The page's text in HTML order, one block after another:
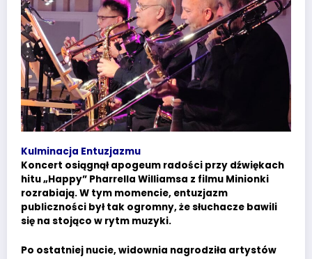
Kulminacja Entuzjazmu
Koncert osiągnął apogeum radości przy dźwiękach
hitu „Happy” Pharrella Williamsa z filmu Minionki
rozrabiają. W tym momencie, entuzjazm
publiczności był tak ogromny, że słuchacze bawili
się na stojąco w rytm muzyki.
Po ostatniej nucie, widownia nagrodziła artystów